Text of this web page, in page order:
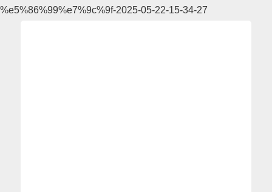
%e5%86%99%e7%9c%9f-2025-05-22-15-34-27